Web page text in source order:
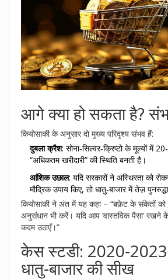
आगे क्या हो सकता है?
कियोसाकी के अनुसार दो मुख्य परिदृश्य संभव हैं:
दुबला क्रैश: सोना‑सिल्वर‑क्रिप्टो के मूल्यों में
“अधिकतम खरीदारी” की स्थिति बनती है।
आंशिक उछाल: यदि सरकारों ने अस्थिरता को
मौद्रिक उपाय किए, तो धातु‑बाजार में तेज़
कियोसाकी ने अंत में यह कहा – “बफ़ेट के संकेतों
अनुसंधान भी करें। यदि आप ‘वास्तविक पैसा’ रखने
कदम उठाएँ।”
केस स्टडी:
धातु‑बाजार की सीख